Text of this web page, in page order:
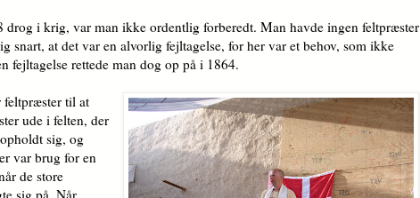
drog i krig, var man ikke ordentlig forberedt. Man havde ingen feltpræster
snart, at det var en alvorlig fejltagelse, for her var et behov, som ikke
fejltagelse rettede man dog op på i 1864.
til at
ude i felten, der
sig, og
var brug for en
de store